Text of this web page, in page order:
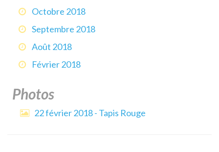
Octobre 2018
Septembre 2018
Août 2018
Février 2018
Photos
22 février 2018 - Tapis Rouge